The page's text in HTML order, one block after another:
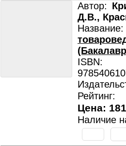
Автор:
Д.В.,
ISBN:
Рейтинг:
Цена:
Наличие